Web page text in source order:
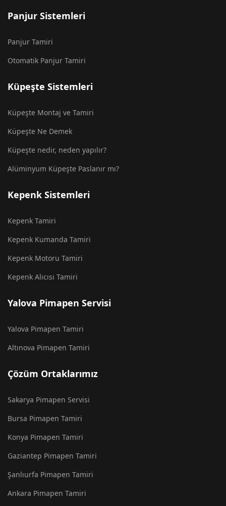
Panjur Sistemleri
Panjur Tamiri
Otomatik Panjur Tamiri
Küpeşte Sistemleri
Küpeşte Montaj ve Tamiri
Küpeşte Ne Demek
Küpeşte nedir, neden yapılır?
Alüminyum Küpeşte Paslanır mı?
Kepenk Sistemleri
Kepenk Tamiri
Kepenk Kumanda Tamiri
Kepenk Motoru Tamiri
Kepenk Alıcısı Tamiri
Yalova Pimapen Servisi
Yalova Pimapen Tamiri
Altınova Pimapen Tamiri
Çözüm Ortaklarımız
Sakarya Pimapen Servisi
Bursa Pimapen Tamiri
Konya Pimapen Tamiri
Gaziantep Pimapen Tamiri
Şanlıurfa Pimapen Tamiri
Ankara Pimapen Tamiri